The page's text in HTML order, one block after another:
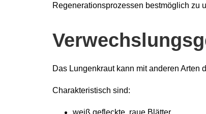
Regenerationsprozessen bestmöglich zu
Das Lungenkraut kann mit anderen Arten
Charakteristisch sind:
weiß gefleckte, raue Blätter,